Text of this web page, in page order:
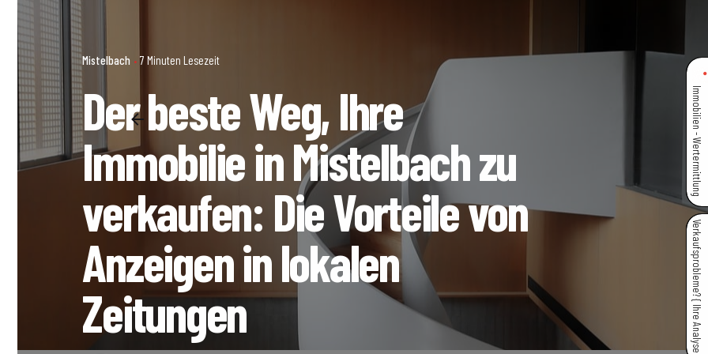
Mistelbach 7 Minuten Lesezeit
Der beste Weg, Ihre
Immobilie in Mistelbach zu
verkaufen: Die Vorteile von
Anzeigen in lokalen
Zeitungen
Immobilien - Wertermittlung
Verkaufsprobleme? { Ihre Analyse }